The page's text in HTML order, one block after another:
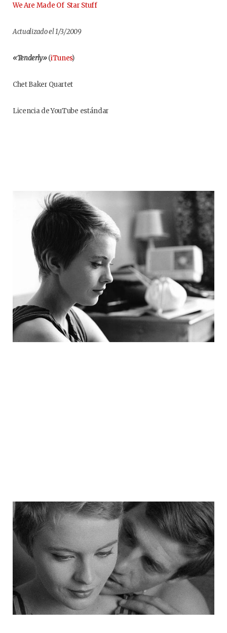
We Are Made Of Star Stuff
Actualizado el 1/3/2009
«Tenderly»(iTunes)
Chet Baker Quartet
Licencia de YouTube estándar